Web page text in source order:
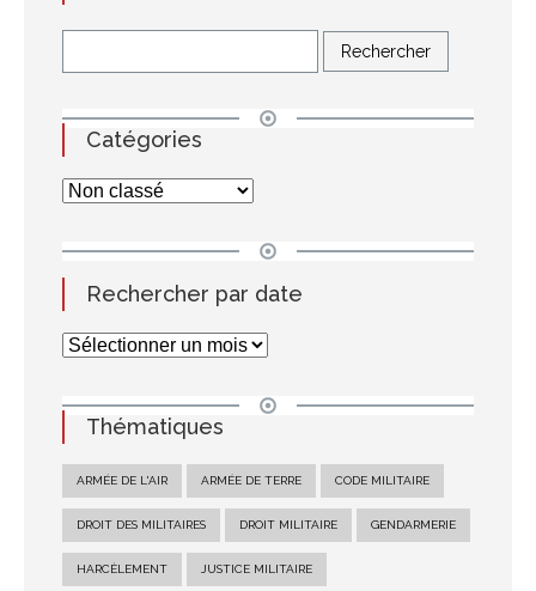
Catégories
Rechercher par date
Thématiques
ARMÉE DE L'AIR ARMÉE DE TERRE CODE MILITAIRE
DROIT DES MILITAIRES DROIT MILITAIRE GENDARMERIE
HARCÈLEMENT JUSTICE MILITAIRE